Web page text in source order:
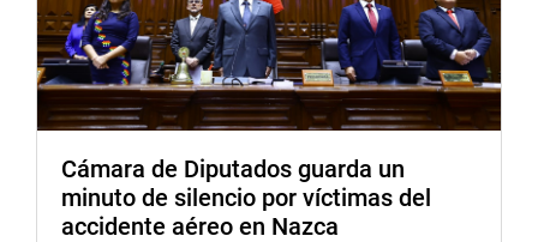
Cámara de Diputados guarda un
minuto de silencio por víctimas del
accidente aéreo en Nazca